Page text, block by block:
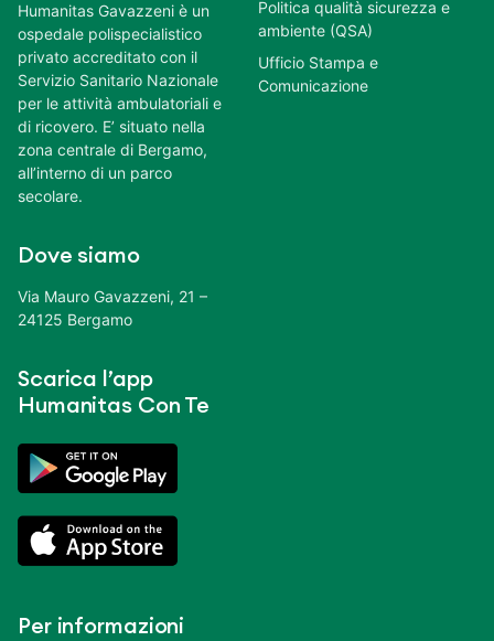
Humanitas Gavazzeni è un
ospedale polispecialistico
privato accreditato con il
Servizio Sanitario Nazionale
per le attività ambulatoriali e
di ricovero. E’ situato nella
zona centrale di Bergamo,
all’interno di un parco
secolare.
Dove siamo
Via Mauro Gavazzeni, 21 –
24125 Bergamo
Scarica l’app
Humanitas Con Te
Per informazioni
Politica qualità sicurezza e
ambiente (QSA)
Ufficio Stampa e
Comunicazione